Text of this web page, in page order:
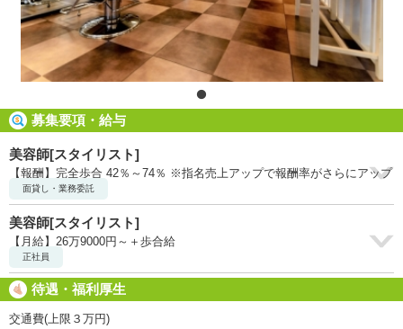
募集要項・給与
美容師[スタイリスト]
【報酬】完全歩合 42％～74％ ※指名売上アップで報酬率がさらにアップ
面貸し・業務委託
美容師[スタイリスト]
【月給】26万9000円～＋歩合給
正社員
待遇・福利厚生
交通費(上限３万円)